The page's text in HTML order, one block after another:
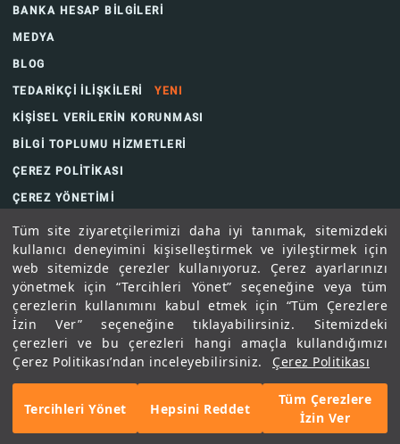
Tüm site ziyaretçilerimizi daha iyi tanımak, sitemizdeki
kullanıcı deneyimini kişiselleştirmek ve iyileştirmek için
web sitemizde çerezler kullanıyoruz. Çerez ayarlarınızı
yönetmek için “Tercihleri Yönet” seçeneğine veya tüm
çerezlerin kullanımını kabul etmek için “Tüm Çerezlere
İzin Ver” seçeneğine tıklayabilirsiniz. Sitemizdeki
çerezleri ve bu çerezleri hangi amaçla kullandığımızı
Çerez Politikası’ndan inceleyebilirsiniz.
Çerez Politikası
Tercihleri Yönet Hepsini Reddet
Tüm Çerezlere
İzin Ver
BANKA HESAP BİLGİLERİ
MEDYA
BLOG
TEDARİKÇİ İLİŞKİLERİYENI
KİŞİSEL VERİLERİN KORUNMASI
BİLGİ TOPLUMU HİZMETLERİ
ÇEREZ POLİTİKASI
ÇEREZ YÖNETİMİ
© 2019 BORÇELİK. TÜM HAKLARI SAKLIDIR